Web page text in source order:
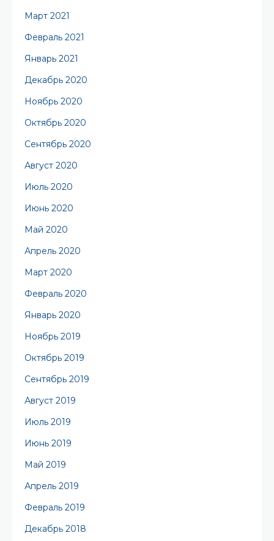
Март 2021
Февраль 2021
Январь 2021
Декабрь 2020
Ноябрь 2020
Октябрь 2020
Сентябрь 2020
Август 2020
Июль 2020
Июнь 2020
Май 2020
Апрель 2020
Март 2020
Февраль 2020
Январь 2020
Ноябрь 2019
Октябрь 2019
Сентябрь 2019
Август 2019
Июль 2019
Июнь 2019
Май 2019
Апрель 2019
Февраль 2019
Декабрь 2018